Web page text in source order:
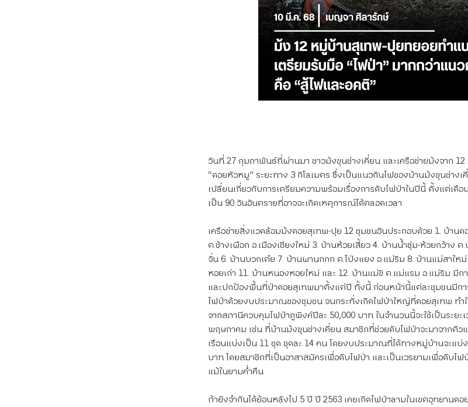
วันที่ 27 กุมภาพันธ์ที่ผ่านมา ชาวม้งขุนช่างเคี่ยน และเครือข่ายม้งจาก
“ดอยหัวหมู” ระยะทาง 3 กิโลเมตร ซึ่งเป็นแนวกันไฟของบ้านม้งขุนช่าง
เปลี่ยนเกี่ยวกับการเตรียมความพร้อมเรื่องการดับไฟป่าในปีนี้ ตั้งแต่เดื
เป็น 90 วันอันตรายที่อาจจะเกิดเหตุการณ์ได้ตลอดเวลา
เครือข่ายสิ่งแวดล้อมม้งดอยสุเทพ-ปุย 12 ชุมชนอันประกอบด้วย 1. บ้านด
ต.ช้างเผือก อ.เมืองเชียงใหม่ 3. บ้านห้วยเสี้ยว 4. บ้านน้ำซุ่ม-ห้วยกว้าง
จั่น 6. บ้านบวกเต๋ย 7. บ้านผานกกก ต.โป่งแยง อ.แม่ริม 8. บ้านแม่สาให
หอยเก่า 11. บ้านหนองหอยใหม่ และ 12. บ้านแม่ขิ ต.แม่แรม อ.แม่ริม มี
และปกป้องพื้นที่ป่าดอยสุเทพมาตั้งแต่ปี ทั้งนี้ ก่อนหน้านี้แต่ละชุมชนมีก
ไฟป่าด้วยงบประมาณของชุมชน จนกระทั่งเกิดไฟป่าใหญ่ที่ดอยสุเทพ ท
จากสถานีควบคุมไฟป่าภูพิงค์ปีละ 50,000 บาท ในจำนวนนี้จะใช้เป็นระยะ
พฤษภาคม เช่น ที่บ้านม้งขุนช่างเคี่ยน สมาชิกที่ช่วยดับไฟป่าจะมาจากตัว
เรือนแบ่งเป็น 11 ชุด ชุดละ 14 คน โดยงบประมาณที่ได้ทางหมู่บ้านจะแบ่
บาท โดยสมาชิกที่เป็นอาสาสมัครเพื่อดับไฟป่า และเป็นเวรยามเพื่อดับไฟ
แม้ในยามค่ำคืน
ถ้ายังจำกันได้ย้อนหลังไป 5 ปี ปี 2563 เคยเกิดไฟป่าลามในเขตอุทยานด